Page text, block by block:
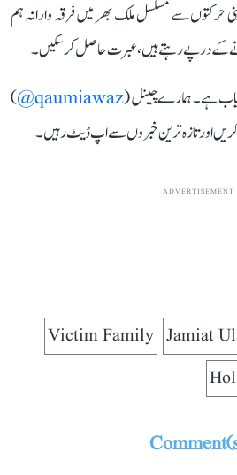
حرکتوں سے مسلسل ملک بھر میں فرقہ وارانہ ہم
کے درپے رہتے ہیں، عبر ت حاصل کر سکیں۔
ہے۔ ہمارے چینل (qaumiawaz@
)
اور تازہ ترین خبروں سے اپ ڈیٹ رہیں۔
ADVERTISEMENT
Jamiat
Victim Family